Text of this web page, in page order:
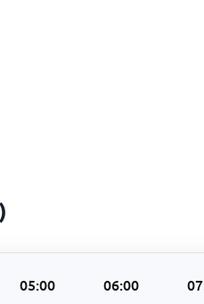
05:00 06:00